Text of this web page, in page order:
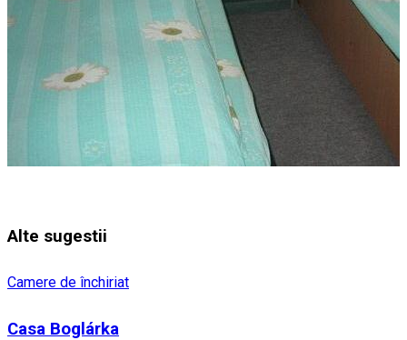
Alte sugestii
Camere de închiriat
Casa Boglárka